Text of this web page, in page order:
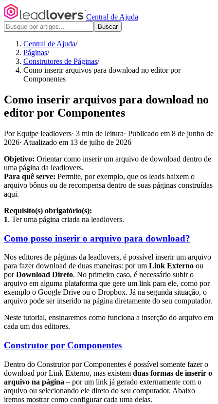
Central de Ajuda
Buscar
Central de Ajuda/
Páginas/
Construtores de Páginas/
Como inserir arquivos para download no editor por
Componentes
Como inserir arquivos para download no
editor por Componentes
Por Equipe leadlovers· 3 min de leitura· Publicado em 8 de junho de
2026· Atualizado em 13 de julho de 2026
Objetivo: Orientar como inserir um arquivo de download dentro de
uma página da leadlovers.
Para quê serve: Permite, por exemplo, que os leads baixem o
arquivo bônus ou de recompensa dentro de suas páginas construídas
aqui.
Requisito(s) obrigatório(s):
1. Ter uma página criada na leadlovers.
Como posso inserir o arquivo para download?
Nos editores de páginas da leadlovers, é possível inserir um arquivo
para fazer download de duas maneiras: por um Link Externo ou
porDownload Direto. No primeiro caso, é necessário subir o
arquivo em alguma plataforma que gere um link para ele, como por
exemplo o Google Drive ou o Dropbox. Já na segunda situação, o
arquivo pode ser inserido na página diretamente do seu computador.
Neste tutorial, ensinaremos como funciona a inserção do arquivo em
cada um dos editores.
Construtor por Componentes
Dentro do Construtor por Componentes é possível somente fazer o
download por Link Externo, mas existem duas formas de inserir o
arquivo na página –por um link já gerado externamente com o
arquivo ou selecionando ele direto do seu computador. Abaixo
iremos mostrar como configurar cada uma delas.